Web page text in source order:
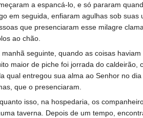
a espancá-lo, e só pararam
em seguida, enfiaram agulhas sob
que presenciaram esse milagre
ao chão.
manhã seguinte, quando as coisas
maior de piche foi jorrada do caldeirão,
qual entregou sua alma ao Senhor no
que o presenciaram.
isso, na hospedaria, os
taverna. Depois de um tempo,